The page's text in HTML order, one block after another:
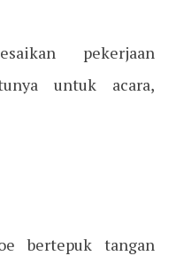
pekerjaan
untuk acara,
bertepuk tangan